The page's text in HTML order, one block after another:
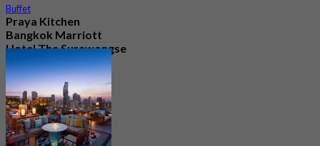
Buffet
Praya Kitchen
Bangkok Marriott
Hotel The Surawongse
4.7
5.7K Réservé
De฿ 498